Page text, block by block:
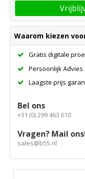
Waarom kiezen
Gratis digitale
Persoonlijk Advies
Laagste prijs
Bel ons
+31 (0) 299 463 610
Vragen? Mail
sales@b55.nl